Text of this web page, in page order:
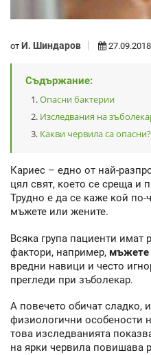
от И. Шиндаров
Съдържание:
Опасни бактерии
Изследвания на
Какви червила са опасни?
Кариес – едно от най-
цял свят, което се среща и
Трудно е да се каже кой по-
мъжете или жените.
Всяка група пациенти имат
фактори, например, мъжете
вредни навици и често
прегледи при зъболекар.
А повечето обичат сладко,
физиологични особености
това изследванията
на ярки червила повишава